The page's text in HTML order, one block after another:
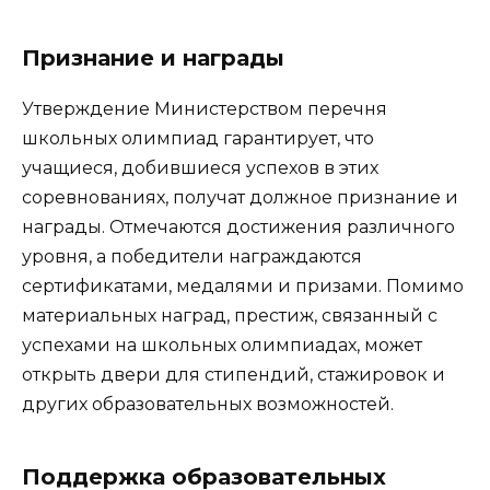
Признание и награды
Утверждение Министерством перечня
школьных олимпиад гарантирует, что
учащиеся, добившиеся успехов в этих
соревнованиях, получат должное признание и
награды. Отмечаются достижения различного
уровня, а победители награждаются
сертификатами, медалями и призами. Помимо
материальных наград, престиж, связанный с
успехами на школьных олимпиадах, может
открыть двери для стипендий, стажировок и
других образовательных возможностей.
Поддержка образовательных